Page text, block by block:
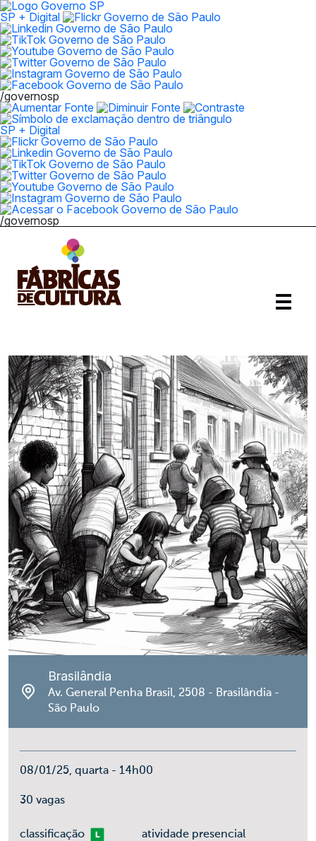
SP + Digital
/governosp
SP + Digital
/governosp
Brasilândia
Av. General Penha Brasil, 2508 - Brasilândia -
São Paulo
08/01/25, quarta - 14h00
30 vagas
classificaçãoLivre atividade presencial